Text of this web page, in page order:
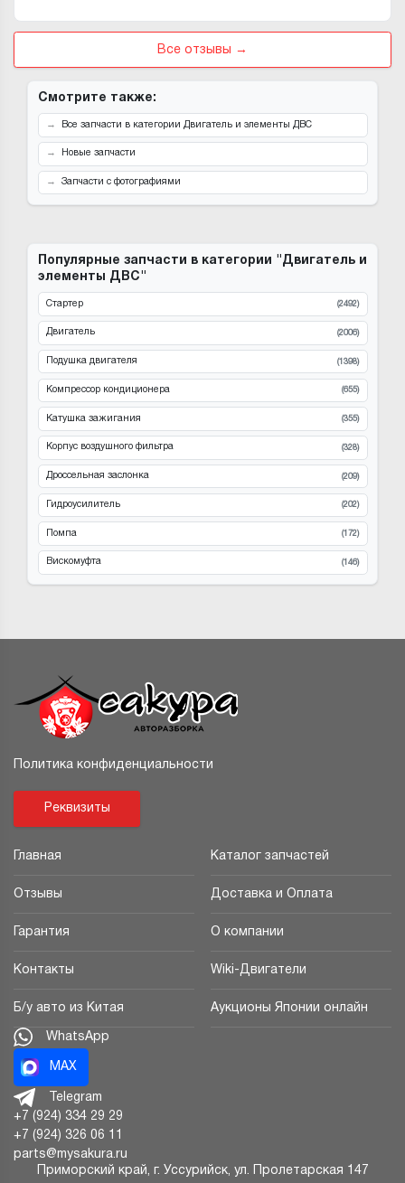
Все отзывы →
Смотрите также:
Все запчасти в категории Двигатель и элементы ДВС
Новые запчасти
Запчасти с фотографиями
Популярные запчасти в категории "Двигатель и
элементы ДВС"
Стартер (2492)
Двигатель (2006)
Подушка двигателя (1398)
Компрессор кондиционера (655)
Катушка зажигания (355)
Корпус воздушного фильтра (328)
Дроссельная заслонка (209)
Гидроусилитель (202)
Помпа (172)
Вискомуфта (146)
Политика конфиденциальности
Реквизиты
Главная Каталог запчастей
Отзывы Доставка и Оплата
Гарантия О компании
Контакты Wiki-Двигатели
Б/у авто из Китая Аукционы Японии онлайн
WhatsApp
MAX
Telegram
+7 (924) 334 29 29
+7 (924) 326 06 11
parts@mysakura.ru
Приморский край, г. Уссурийск, ул. Пролетарская 147